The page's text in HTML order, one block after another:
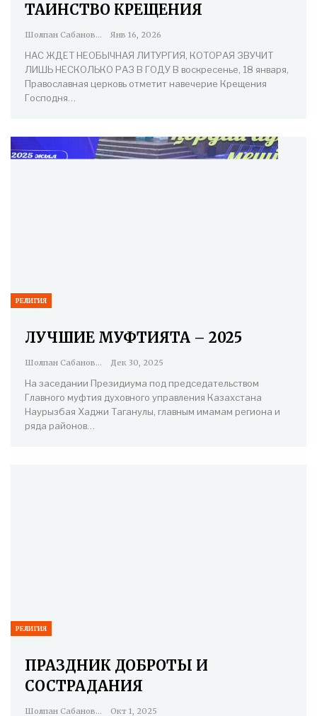
ТАИНСТВО КРЕЩЕНИЯ
Шолпан Сабанова Янв 16, 2026
НАС ЖДЕТ НЕОБЫЧНАЯ ЛИТУРГИЯ, КОТОРАЯ ЗВУЧИТ
ЛИШЬ НЕСКОЛЬКО РАЗ В ГОДУ В воскресенье, 18 января,
Православная церковь отметит навечерие Крещения
Господня…
РЕЛИГИЯ
ЛУЧШИЕ МУФТИЯТА – 2025
Шолпан Сабанова Дек 30, 2025
На заседании Президиума под председательством
Главного муфтия духовного управления Казахстана
Наурызбая Хаджи Таганулы, главным имамам региона и
ряда районов…
РЕЛИГИЯ
ПРАЗДНИК ДОБРОТЫ И
СОСТРАДАНИЯ
Шолпан Сабанова Окт 1, 2025